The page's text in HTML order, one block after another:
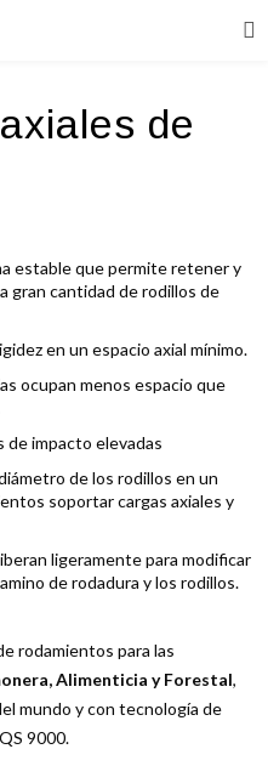
de
estable que permite retener y
gran cantidad de rodillos de
en un espacio axial mínimo.
ocupan menos espacio que
de impacto elevadas
de los rodillos en un
soportar cargas axiales y
ligeramente para modificar
de rodadura y los rodillos.
rodamientos para las
Alimenticia y Forestal,
mundo y con tecnología de
9000.